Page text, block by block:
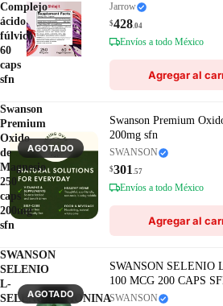
Complejo
ácido
fúlvico
60
caps
sfn
Jarrow
$428.04
Envíos a todo México
Agregar al
Swanson
Premium
Oxido
de
Magnesio
250
caps
200mg
sfn
AGOTADO
Swanson Premium
200mg sfn
SWANSON
$301.57
Envíos a todo México
Agregar al
SWANSON
SELENIO
L-
SELENOMETIONINA
AGOTADO
SWANSON SELENIO
100 MCG 200 CAPS
SWANSON